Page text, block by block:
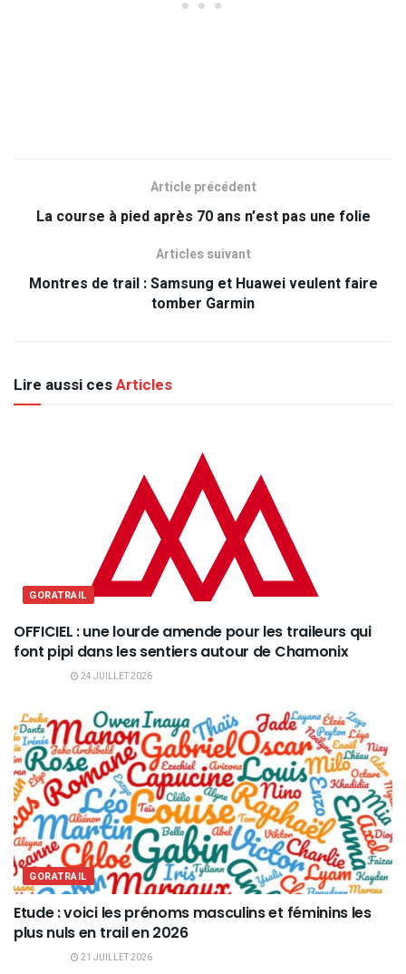
Article précédent
La course à pied après 70 ans n’est pas une folie
Articles suivant
Montres de trail : Samsung et Huawei veulent faire
tomber Garmin
Lire aussi cesArticles
GORATRAIL
OFFICIEL : une lourde amende pour les traileurs qui
font pipi dans les sentiers autour de Chamonix
24 JUILLET 2026
GORATRAIL
Etude : voici les prénoms masculins et féminins les
plus nuls en trail en 2026
21 JUILLET 2026